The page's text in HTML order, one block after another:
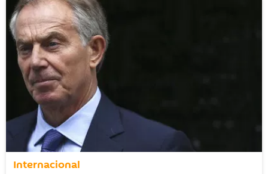
Internacional